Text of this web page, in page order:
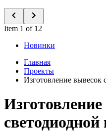
Item 1 of 12
Новинки
Главная
Проекты
Изготовление вывесок
светодиодной